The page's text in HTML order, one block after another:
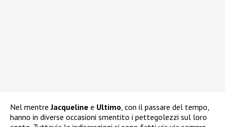
Nel mentreJacqueline e Ultimo , con il passare del tempo,
hanno in diverse occasioni smentito i pettegolezzi sul loro